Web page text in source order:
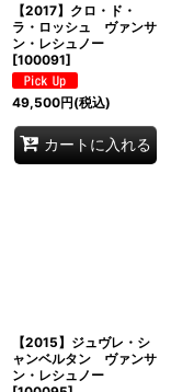
【2017】クロ・ド・
ラ・ロッシュ ヴァンサ
ン・レシュノー
[100091]
49,500円(税込)
カートに入れる
【2015】ジュヴレ・シ
ャンベルタン ヴァンサ
ン・レシュノー